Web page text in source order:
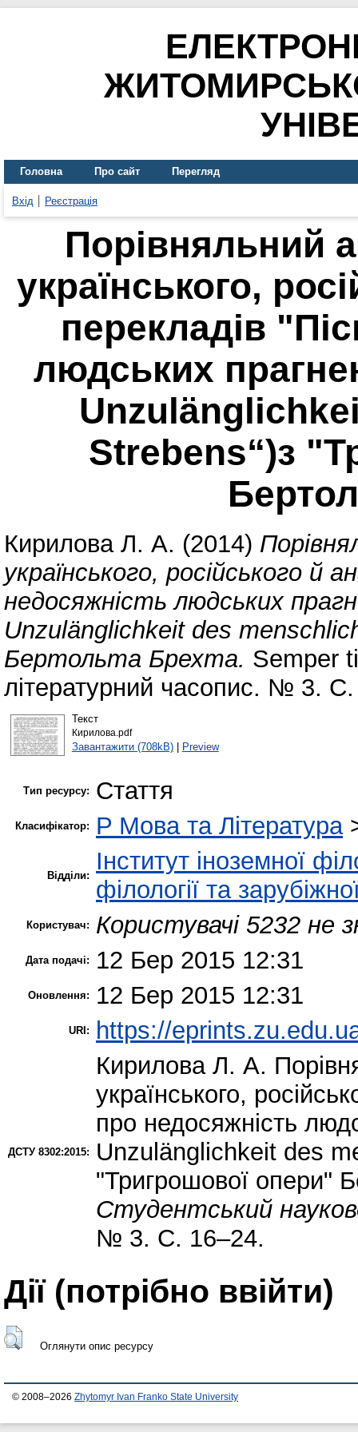
Головна Про сайт Перегляд
Вхід Реєстрація
Порівняльний
українського,
перекладів
людських
Strebens“)з
Кирилова Л. А. (2014)
українського, російського й
недосяжність людських
Unzulänglichkeit des
Бертольта Брехта. Semper
літературний часопис. № 3.
Текст
Кирилова.pdf
Завантажити (708kB)| Preview
Тип ресурсу: Стаття
Класифікатор: P Мова та Література
Відділи:
Інститут іноземної
філології та
Користувач: Користувачі 5232 не
Дата подачі: 12 Бер 2015 12:31
Оновлення: 12 Бер 2015 12:31
URI: https://
ДСТУ 8302:2015:
Кирилова Л. А.
українського,
про недосяжність
Unzulänglichkeit des
"Тригрошової опери"
Студентський
№ 3. С. 16–24.
Дії ​​(потрібно ввійти)
Оглянути опис ресурсу
© 2008–2026 Zhytomyr Ivan Franko State University